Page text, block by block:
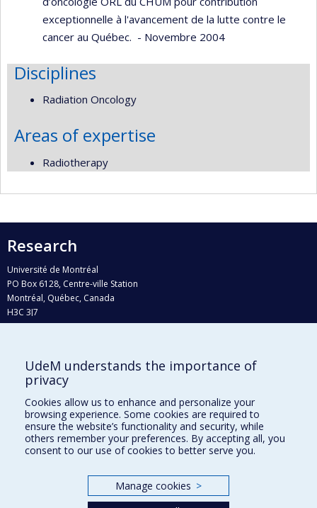
exceptionnelle à l'avancement de la lutte contre le
cancer au Québec. - Novembre 2004
Disciplines
Radiation Oncology
Areas of expertise
Radiotherapy
Research
Université de Montréal
PO Box 6128, Centre-ville Station
Montréal, Québec, Canada
H3C 3J7
Who does what?
Find us
Site map
Accessibility
UdeM understands the importance of
privacy
Cookies allow us to enhance and personalize your
browsing experience. Some cookies are required to
ensure the website’s functionality and security, while
others remember your preferences. By accepting all, you
consent to our use of cookies to better serve you.
Manage cookies >